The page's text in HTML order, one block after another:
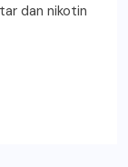
dan nikotin